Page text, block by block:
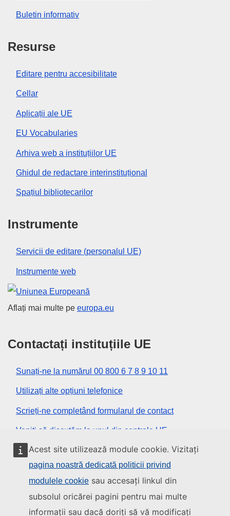
Acest site utilizează module cookie. Vizitați
pagina noastră dedicată politicii privind
modulele cookie sau accesați linkul din
subsolul oricărei pagini pentru mai multe
informații sau dacă doriți să vă modificați
Buletin informativ
Resurse
Editare pentru accesibilitate
Cellar
Aplicații ale UE
EU Vocabularies
Arhiva web a instituțiilor UE
Ghidul de redactare interinstituțional
Spațiul bibliotecarilor
Instrumente
Servicii de editare (personalul UE)
Instrumente web
Uniunea Europeană
Aflați mai multe pe europa.eu
Contactați instituțiile UE
Sunați-ne la numărul 00 800 6 7 8 9 10 11
Utilizați alte opțiuni telefonice
Scrieți-ne completând formularul de contact
Veniți să discutăm la unul din centrele UE
Rețele sociale